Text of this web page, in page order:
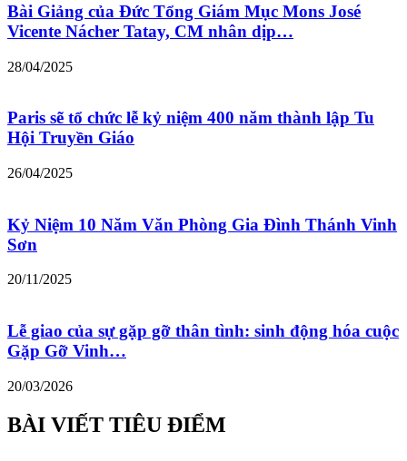
Bài Giảng của Đức Tổng Giám Mục Mons José
Vicente Nácher Tatay, CM nhân dịp…
28/04/2025
Paris sẽ tổ chức lễ kỷ niệm 400 năm thành lập Tu
Hội Truyền Giáo
26/04/2025
Kỷ Niệm 10 Năm Văn Phòng Gia Đình Thánh Vinh
Sơn
20/11/2025
Lễ giao của sự gặp gỡ thân tình: sinh động hóa cuộc
Gặp Gỡ Vinh…
20/03/2026
BÀI VIẾT TIÊU ĐIỂM